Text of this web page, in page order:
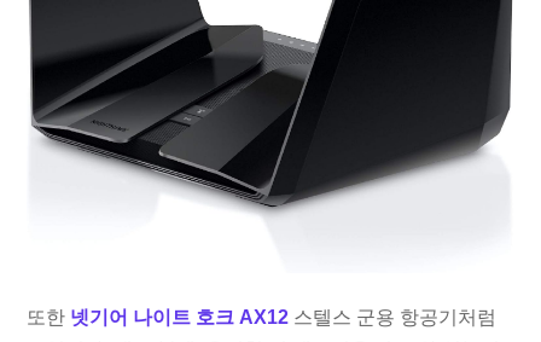
또한 넷기어 나이트 호크 AX12 스텔스 군용 항공기처럼